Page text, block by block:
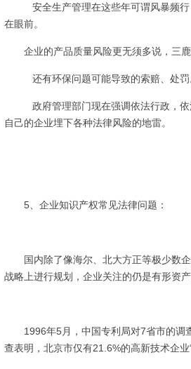
安全生产管理在这些年可谓风暴频
在眼前。
企业的产品质量风险更无须多说，三
还有环保问题可能导致的索赔、处罚
政府管理部门现在强调依法行政，
自己的企业埋下各种法律风险的地雷。
5、企业知识产权常见法律问题：
国内除了像海尔、北大方正等极少数
战略上进行规划，企业关注的仍是有形资产
1996年5月，中国专利局对7省市的调
查表明，北京市仅有21.6%的高新技术企